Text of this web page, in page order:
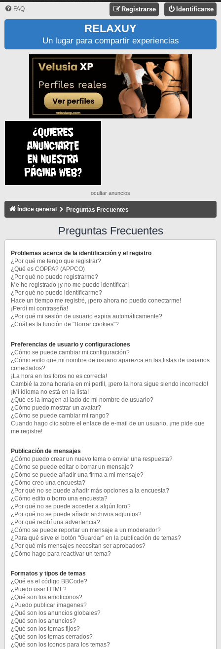
FAQ Identificarse
Registrarse
RELAXUY
Un lugar para compartir experiencias
ocultar anuncios
Índice general Preguntas Frecuentes
Preguntas Frecuentes
Problemas acerca de la identificación y el registro
¿Por qué me tengo que registrar?
¿Qué es COPPA? (APPCO)
¿Por qué no puedo registrarme?
Me he registrado ¡y no me puedo identificar!
¿Por qué no puedo identificarme?
Hace un tiempo me registré, ¡pero ahora no puedo conectarme!
¡Perdí mi contraseña!
¿Por qué mi sesión de usuario expira automáticamente?
¿Cuál es la función de "Borrar cookies"?
Preferencias de usuario y configuraciones
¿Cómo se puede cambiar mi configuración?
¿Cómo evito que mi nombre de usuario aparezca en las listas de usuarios
conectados?
¡La hora en los foros no es correcta!
Cambié la zona horaria en mi perfil, ¡pero la hora sigue siendo incorrecto!
¡Mi idioma no está en la lista!
¿Qué es la imagen al lado de mi nombre de usuario?
¿Cómo puedo mostrar un avatar?
¿Cómo se puede cambiar mi rango?
Cuando hago clic sobre el enlace de e-mail de un usuario, ¡me pide que
me registre!
Publicación de mensajes
¿Cómo puedo crear un nuevo tema o enviar una respuesta?
¿Cómo se puede editar o borrar un mensaje?
¿Cómo se puede añadir una firma a mi mensaje?
¿Cómo creo una encuesta?
¿Por qué no se puede añadir más opciones a la encuesta?
¿Cómo edito o borro una encuesta?
¿Por qué no se puede acceder a algún foro?
¿Por qué no se puede añadir archivos adjuntos?
¿Por qué recibí una advertencia?
¿Cómo se puede reportar un mensaje a un moderador?
¿Para qué sirve el botón "Guardar" en la publicación de temas?
¿Por qué mis mensajes necesitan ser aprobados?
¿Cómo hago para reactivar un tema?
Formatos y tipos de temas
¿Qué es el código BBCode?
¿Puedo usar HTML?
¿Qué son los emoticonos?
¿Puedo publicar imagenes?
¿Qué son los anuncios globales?
¿Qué son los anuncios?
¿Qué son los temas fijos?
¿Qué son los temas cerrados?
¿Qué son los iconos para los temas?